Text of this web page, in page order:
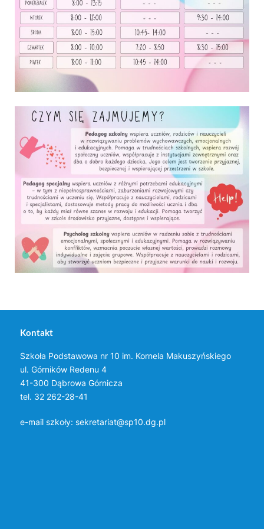
Kontakt
Szkoła Podstawowa nr 10 im. Kornela Makuszyńskiego
ul. Górników Redenu 4
41-300 Dąbrowa Górnicza
tel. 32 262-28-41
e-mail szkoły: sekretariat@sp10.dg.pl